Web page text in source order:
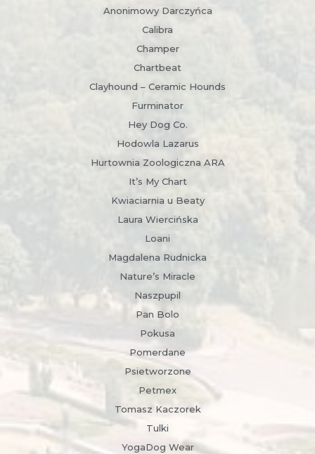
Anonimowy Darczyńca
Calibra
Champer
Chartbeat
Clayhound – Ceramic Hounds
Furminator
Hey Dog Co.
Hodowla Lazarus
Hurtownia Zoologiczna ARA
It’s My Chart
Kwiaciarnia u Beaty
Laura Wiercińska
Loani
Magdalena Rudnicka
Nature’s Miracle
Naszpupil
Pan Bolo
Pokusa
Pomerdane
Psietworzone
Petmex
Tomasz Kaczorek
Tulki
YogaDog Wear